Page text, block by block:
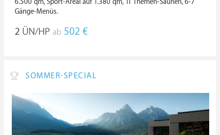
Gänge-Menüs.
2 ÜN/HP ab 502 €
SOMMER-SPECIAL